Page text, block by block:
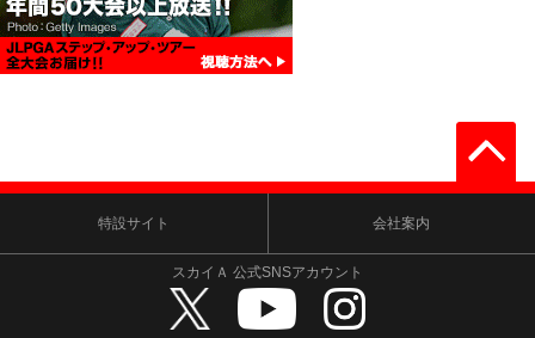
特設サイト 会社案内
スカイＡ 公式SNSアカウント